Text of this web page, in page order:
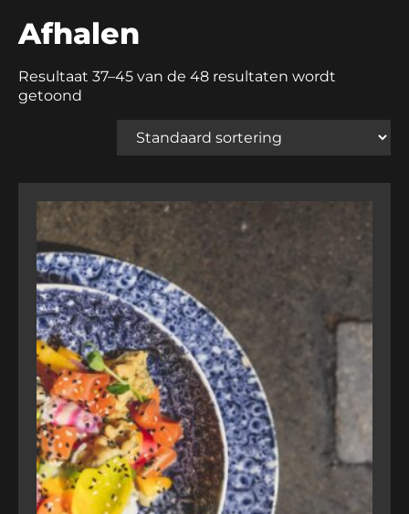
Afhalen
Resultaat 37–45 van de 48 resultaten wordt
getoond